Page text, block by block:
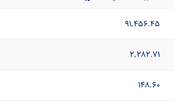
۹۱,۴۵۶.۴۵
۲,۲۸۲.۷۱
۱۴۸.۶۰